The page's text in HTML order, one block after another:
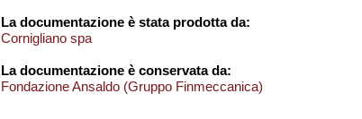
La documentazione è stata prodotta da:
Cornigliano spa
La documentazione è conservata da:
Fondazione Ansaldo (Gruppo Finmeccanica)